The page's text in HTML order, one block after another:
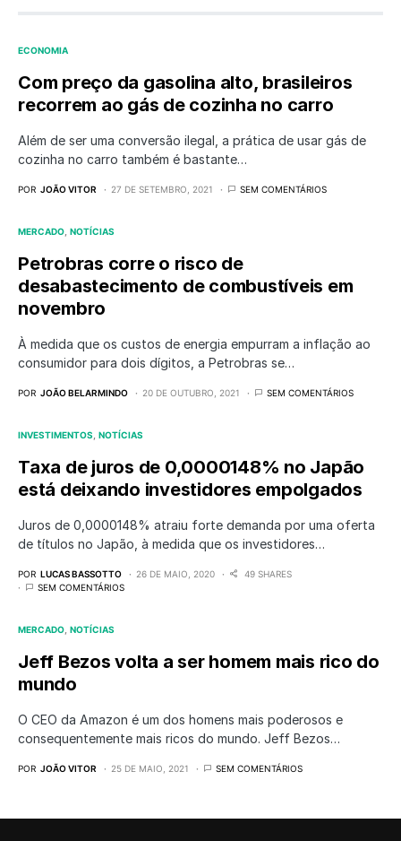
ECONOMIA
Com preço da gasolina alto, brasileiros
recorrem ao gás de cozinha no carro
Além de ser uma conversão ilegal, a prática de usar gás de
cozinha no carro também é bastante…
POR JOÃO VITOR 27 DE SETEMBRO, 2021 SEM COMENTÁRIOS
MERCADO NOTÍCIAS
Petrobras corre o risco de
desabastecimento de combustíveis em
novembro
À medida que os custos de energia empurram a inflação ao
consumidor para dois dígitos, a Petrobras se…
POR JOÃO BELARMINDO 20 DE OUTUBRO, 2021 SEM COMENTÁRIOS
INVESTIMENTOS NOTÍCIAS
Taxa de juros de 0,0000148% no Japão
está deixando investidores empolgados
Juros de 0,0000148% atraiu forte demanda por uma oferta
de títulos no Japão, à medida que os investidores…
POR LUCAS BASSOTTO 26 DE MAIO, 2020
49 SHARES
SEM COMENTÁRIOS
MERCADO NOTÍCIAS
Jeff Bezos volta a ser homem mais rico do
mundo
O CEO da Amazon é um dos homens mais poderosos e
consequentemente mais ricos do mundo. Jeff Bezos…
POR JOÃO VITOR 25 DE MAIO, 2021 SEM COMENTÁRIOS